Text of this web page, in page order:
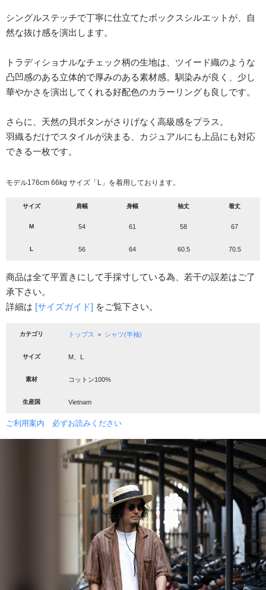
シングルステッチで丁寧に仕立てたボックスシルエットが、自
然な抜け感を演出します。
トラディショナルなチェック柄の生地は、ツイード織のような
凸凹感のある立体的で厚みのある素材感。馴染みが良く、少し
華やかさを演出してくれる好配色のカラーリングも良しです。
さらに、天然の貝ボタンがさりげなく高級感をプラス。
羽織るだけでスタイルが決まる、カジュアルにも上品にも対応
できる一枚です。
モデル176cm 66kg サイズ「L」を着用しております。
サイズ 肩幅 身幅 袖丈 着丈
M 54 61 58 67
L 56 64 60.5 70.5
商品は全て平置きにして手採寸している為、若干の誤差はご了
承下さい。
詳細は [サイズガイド] をご覧下さい。
カテゴリ トップス ＞ シャツ(半袖)
サイズ M、L
素材 コットン100%
生産国 Vietnam
ご利用案内 必ずお読みください